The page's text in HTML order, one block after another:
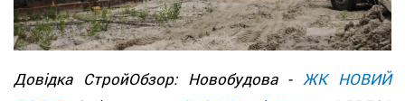
Довідка СтройОбзор: Новобудова -ЖК НОВИЙ